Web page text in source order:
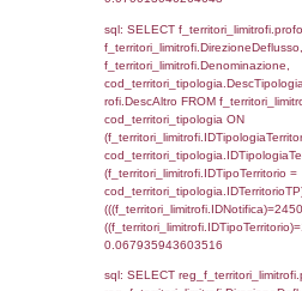
sql: SELECT
rofi.DescAltro